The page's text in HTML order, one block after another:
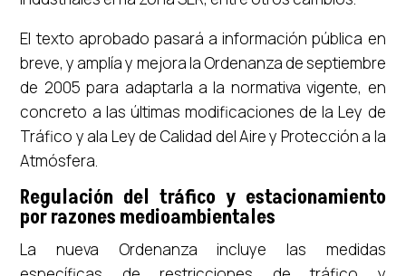
El texto aprobado pasará a información pública en
breve, y amplía y mejora la Ordenanza de septiembre
de 2005 para adaptarla a la normativa vigente, en
concreto a las últimas modificaciones de la Ley de
Tráfico y ala Ley de Calidad del Aire y Protección a la
Atmósfera.
Regulación del tráfico y estacionamiento
por razones medioambientales
La nueva Ordenanza incluye las medidas